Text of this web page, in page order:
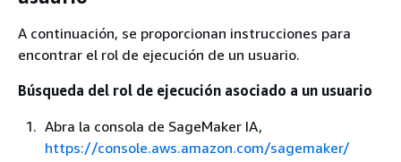
A continuación, se proporcionan instrucciones para
encontrar el rol de ejecución de un usuario.
Búsqueda del rol de ejecución asociado a un usuario
Abra la consola de SageMaker IA,
https://console.aws.amazon.com/sagemaker/